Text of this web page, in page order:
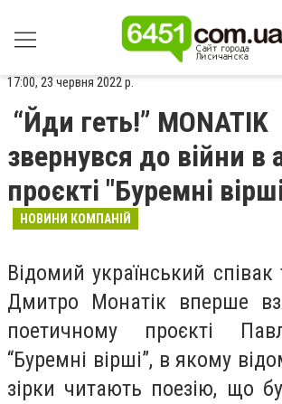
17:00, 23 червня 2022 р.
“Йди геть!” MONATIK
звернувся до війни в
проєкті "Буремні
НОВИНИ КОМПАНІЙ
Відомий український
Дмитро Монатік вперше
поетичному проєкті
“Буремні вірші”, в якому
зірки читають поезію, що